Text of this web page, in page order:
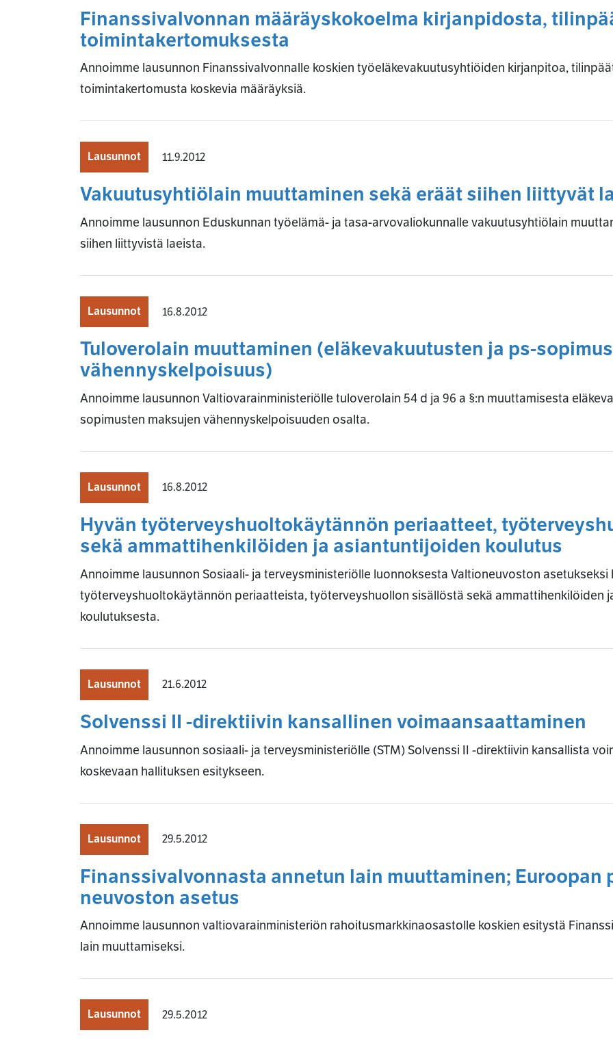
Finanssivalvonnan määräyskokoelma kirjanpidosta,
toimintakertomuksesta
Annoimme lausunnon Finanssivalvonnalle koskien työeläkevakuutusyhtiöiden kirjanpitoa,
toimintakertomusta koskevia määräyksiä.
Lausunnot 11.9.2012
Vakuutusyhtiölain muuttaminen sekä eräät siihen liittyvät
Annoimme lausunnon Eduskunnan työelämä- ja tasa-arvovaliokunnalle vakuutusyhtiölain
siihen liittyvistä laeista.
Lausunnot 16.8.2012
Tuloverolain muuttaminen (eläkevakuutusten ja ps-
vähennyskelpoisuus)
Annoimme lausunnon Valtiovarainministeriölle tuloverolain 54 d ja 96 a §:n muuttamisesta
sopimusten maksujen vähennyskelpoisuuden osalta.
Lausunnot 16.8.2012
Hyvän työterveyshuoltokäytännön periaatteet,
sekä ammattihenkilöiden ja asiantuntijoiden koulutus
Annoimme lausunnon Sosiaali- ja terveysministeriölle luonnoksesta Valtioneuvoston asetukseksi
työterveyshuoltokäytännön periaatteista, työterveyshuollon sisällöstä sekä ammattihenkilöiden
koulutuksesta.
Lausunnot 21.6.2012
Solvenssi II -direktiivin kansallinen voimaansaattaminen
Annoimme lausunnon sosiaali- ja terveysministeriölle (STM) Solvenssi II -direktiivin kansallista
koskevaan hallituksen esitykseen.
Lausunnot 29.5.2012
Finanssivalvonnasta annetun lain muuttaminen; Euroopan
neuvoston asetus
Annoimme lausunnon valtiovarainministeriön rahoitusmarkkinaosastolle koskien esitystä
lain muuttamiseksi.
Lausunnot 29.5.2012